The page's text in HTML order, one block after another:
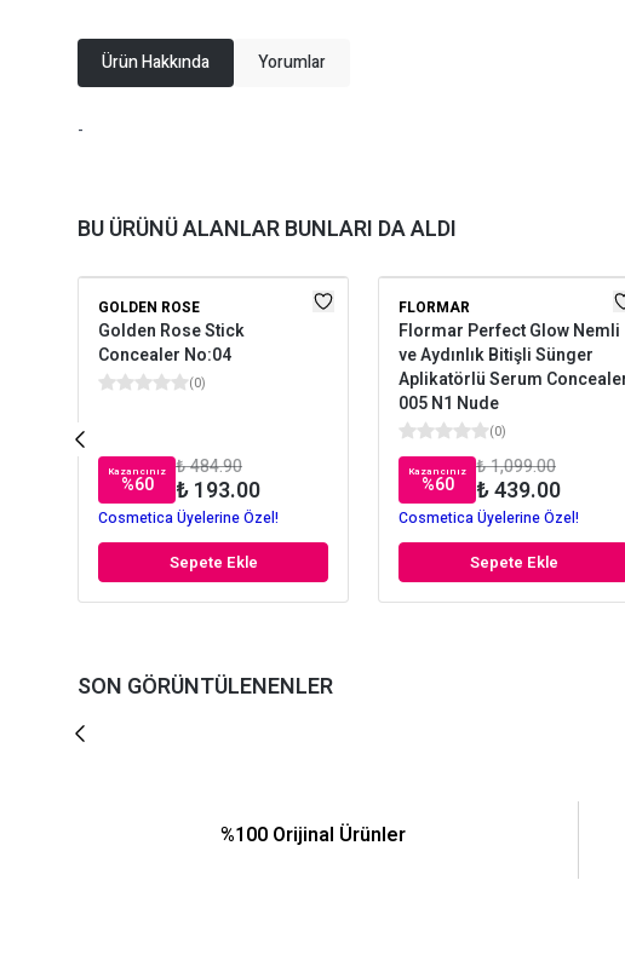
Ürün Hakkında Yorumlar
-
BU ÜRÜNÜ ALANLAR BUNLARI DA ALDI
GOLDEN ROSE
Golden Rose Stick
Concealer No:04
(0)
Kazancınız
%60
₺ 484.90
₺ 193.00
Cosmetica Üyelerine Özel!
Sepete Ekle
FLORMAR
Flormar Perfect Glow Nemli
ve Aydınlık Bitişli Sünger
Aplikatörlü Serum
005 N1 Nude
(0)
Kazancınız
%60
₺ 1,099.00
₺ 439.00
Cosmetica Üyelerine Özel!
Sepete Ekle
SON GÖRÜNTÜLENENLER
%100 Orijinal Ürünler